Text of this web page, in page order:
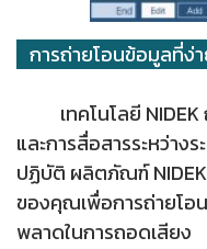
การถ่ายโอนข้อมูลที่ง่
เทคโนโลยี NIDEK
และการสื่อสารระหว่าง
ปฏิบัติ ผลิตภัณฑ์
ของคุณเพื่อการถ่ายโอ
พลาดในการถอดเสียง